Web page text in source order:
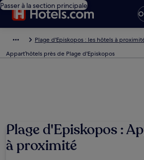
Passer à la section principale
Plage d'Episkopos : les hôtels à
Appart’hôtels près de Plage d'Episkopos
Plage d'Episkopos :
à proximité